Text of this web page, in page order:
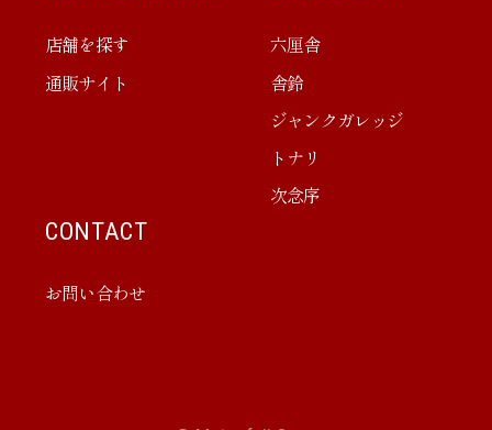
店舗を探す
通販サイト
六厘舎
舎鈴
ジャンクガレッジ
トナリ
次念序
CONTACT
お問い合わせ